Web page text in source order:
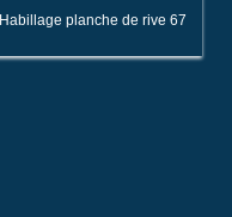
Habillage planche de rive 67